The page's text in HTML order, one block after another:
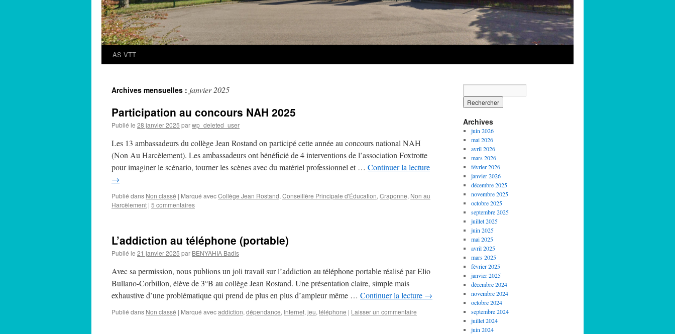
AS VTT
Archives mensuelles : janvier 2025
Participation au concours NAH 2025
Publié le 28 janvier 2025 parwp_deleted_user
Les 13 ambassadeurs du collège Jean Rostand on participé cette année au concours national NAH
(Non Au Harcèlement). Les ambassadeurs ont bénéficié de 4 interventions de l’association Foxtrotte
pour imaginer le scénario, tourner les scènes avec du matériel professionnel et … Continuer la lecture
→
Publié dans Non classé | Marqué avecCollège Jean Rostand, Conseillère Principale d'Éducation, Craponne, Non au
Harcèlement | 5 commentaires
L’addiction au téléphone (portable)
Publié le 21 janvier 2025 par BENYAHIA Badis
Avec sa permission, nous publions un joli travail sur l’addiction au téléphone portable réalisé par Elio
Bullano-Corbillon, élève de 3°B au collège Jean Rostand. Une présentation claire, simple mais
exhaustive d’une problématique qui prend de plus en plus d’ampleur même … Continuer la lecture →
Publié dans Non classé | Marqué avecaddiction, dépendance, Internet, jeu, téléphone | Laisser un commentaire
Archives
juin 2026
mai 2026
avril 2026
mars 2026
février 2026
janvier 2026
décembre 2025
novembre 2025
octobre 2025
septembre 2025
juillet 2025
juin 2025
mai 2025
avril 2025
mars 2025
février 2025
janvier 2025
décembre 2024
novembre 2024
octobre 2024
septembre 2024
juillet 2024
juin 2024